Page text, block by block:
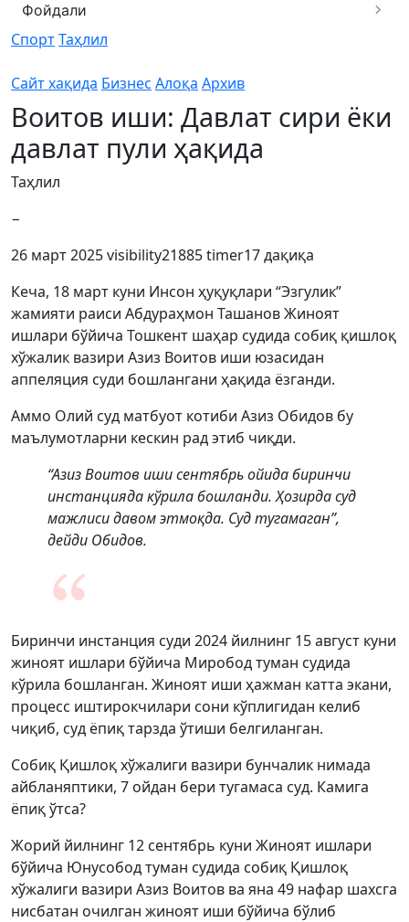
Фойдали
СпортТаҳлил
Сайт хақида Бизнес Алоқа Архив
Воитов иши: Давлат сири ёки
давлат пули ҳақида
Таҳлил
−
26 март 2025visibility21885timer17 дақиқа
Кеча, 18 март куни Инсон ҳуқуқлари “Эзгулик”
жамияти раиси Абдураҳмон Ташанов Жиноят
ишлари бўйича Тошкент шаҳар судида собиқ қишлоқ
хўжалик вазири Азиз Воитов иши юзасидан
аппеляция суди бошлангани ҳақида ёзганди.
Аммо Олий суд матбуот котиби Азиз Обидов бу
маълумотларни кескин рад этиб чиқди.
“Азиз Воитов иши сентябрь ойида биринчи
инстанцияда кўрила бошланди. Ҳозирда суд
мажлиси давом этмоқда. Суд тугамаган”,
дейди Обидов.
Биринчи инстанция суди 2024 йилнинг 15 август куни
жиноят ишлари бўйича Миробод туман судида
кўрила бошланган. Жиноят иши ҳажман катта экани,
процесс иштирокчилари сони кўплигидан келиб
чиқиб, суд ёпиқ тарзда ўтиши белгиланган.
Собиқ Қишлоқ хўжалиги вазири бунчалик нимада
айбланяптики, 7 ойдан бери тугамаса суд. Камига
ёпиқ ўтса?
Жорий йилнинг 12 сентябрь куни Жиноят ишлари
бўйича Юнусобод туман судида собиқ Қишлоқ
хўжалиги вазири Азиз Воитов ва яна 49 нафар шахсга
нисбатан очилган жиноят иши бўйича бўлиб